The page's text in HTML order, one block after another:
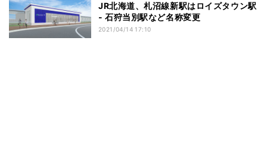
JR北海道、札沼線新駅はロイズタウン駅
- 石狩当別駅など名称変更
2021/04/14 17:10